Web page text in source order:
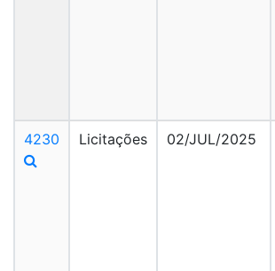
4230 Licitações 02/JUL/2025